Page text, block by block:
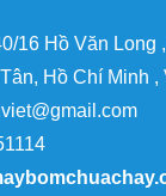
16 Hồ Văn Long
Hồ Chí Minh ,